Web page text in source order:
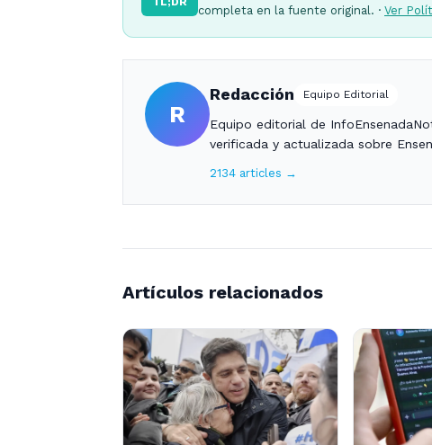
completa en la fuente original. · Ver
R
Redacción Equipo Editorial
Equipo editorial de
verificada y actualizada sobre
2134 articles →
Artículos relacionados